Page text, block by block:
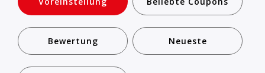
Bewertung Neueste